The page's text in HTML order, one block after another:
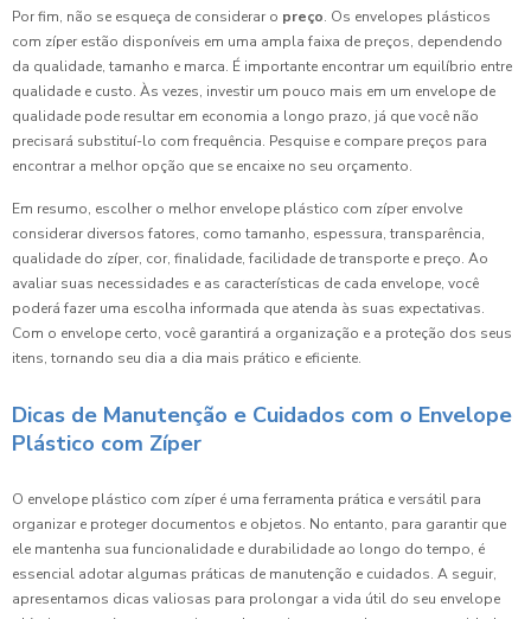
Por fim, não se esqueça de considerar o preço. Os envelopes plásticos
com zíper estão disponíveis em uma ampla faixa de preços, dependendo
da qualidade, tamanho e marca. É importante encontrar um equilíbrio entre
qualidade e custo. Às vezes, investir um pouco mais em um envelope de
qualidade pode resultar em economia a longo prazo, já que você não
precisará substituí-lo com frequência. Pesquise e compare preços para
encontrar a melhor opção que se encaixe no seu orçamento.
Em resumo, escolher o melhor envelope plástico com zíper envolve
considerar diversos fatores, como tamanho, espessura, transparência,
qualidade do zíper, cor, finalidade, facilidade de transporte e preço. Ao
avaliar suas necessidades e as características de cada envelope, você
poderá fazer uma escolha informada que atenda às suas expectativas.
Com o envelope certo, você garantirá a organização e a proteção dos seus
itens, tornando seu dia a dia mais prático e eficiente.
Dicas de Manutenção e Cuidados com o Envelope
Plástico com Zíper
O envelope plástico com zíper é uma ferramenta prática e versátil para
organizar e proteger documentos e objetos. No entanto, para garantir que
ele mantenha sua funcionalidade e durabilidade ao longo do tempo, é
essencial adotar algumas práticas de manutenção e cuidados. A seguir,
apresentamos dicas valiosas para prolongar a vida útil do seu envelope